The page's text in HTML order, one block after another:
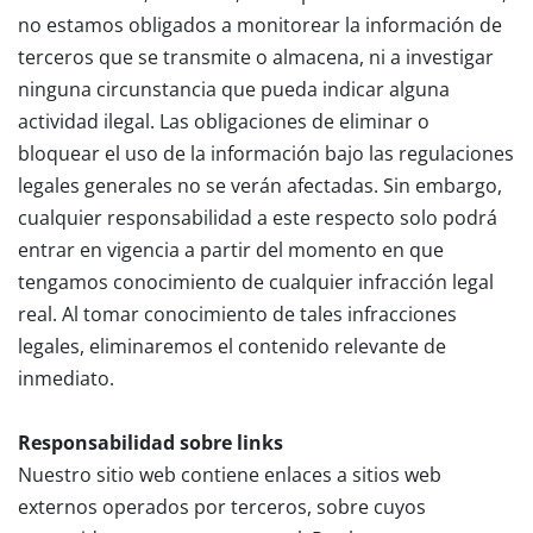
no estamos obligados a monitorear la información de
terceros que se transmite o almacena, ni a investigar
ninguna circunstancia que pueda indicar alguna
actividad ilegal. Las obligaciones de eliminar o
bloquear el uso de la información bajo las regulaciones
legales generales no se verán afectadas. Sin embargo,
cualquier responsabilidad a este respecto solo podrá
entrar en vigencia a partir del momento en que
tengamos conocimiento de cualquier infracción legal
real. Al tomar conocimiento de tales infracciones
legales, eliminaremos el contenido relevante de
inmediato.
Responsabilidad sobre links
Nuestro sitio web contiene enlaces a sitios web
externos operados por terceros, sobre cuyos